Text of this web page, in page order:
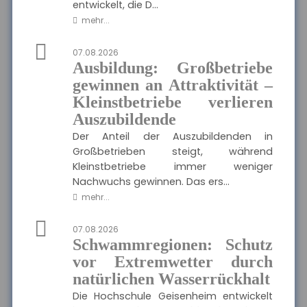
entwickelt, die D...
mehr...
07.08.2026
Ausbildung: Großbetriebe
gewinnen an Attraktivität –
Kleinstbetriebe verlieren
Auszubildende
Der Anteil der Auszubildenden in
Großbetrieben steigt, während
Kleinstbetriebe immer weniger
Nachwuchs gewinnen. Das ers...
mehr...
07.08.2026
Schwammregionen: Schutz
vor Extremwetter durch
natürlichen Wasserrückhalt
Die Hochschule Geisenheim entwickelt
Ausgewählte Produkte
Münchener Verein -
Pflegetagegeld
Münchener Verein -
Pflegetagegeld
Hier finden Sie alle wichtigen
Informationen und
Druckstücke zur
Pflegetagegeldversicherung
des Münchener Vereins.
VolkswohlBund -
Rentenversicherung
Klassik Modern